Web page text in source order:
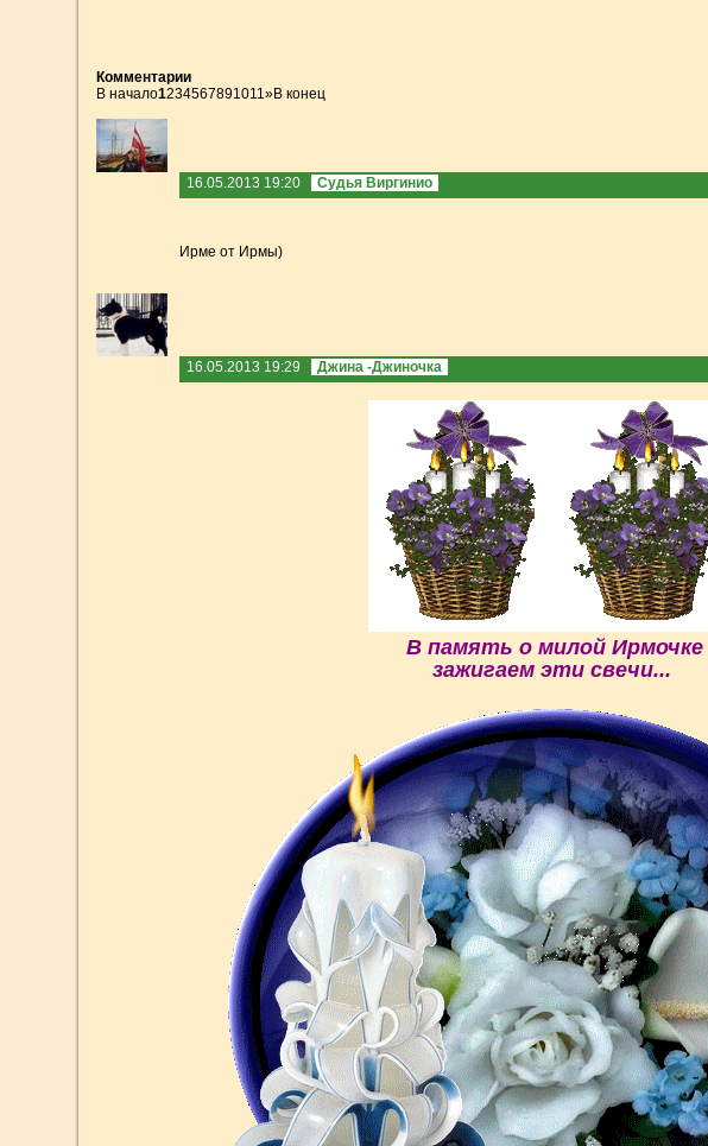
Комментарии
В начало1234567891011»В конец
16.05.2013 19:20 Судья Виргинио
Ирме от Ирмы)
16.05.2013 19:29 Джина -Джиночка
В память о милой Ирмочке
зажигаем эти свечи...